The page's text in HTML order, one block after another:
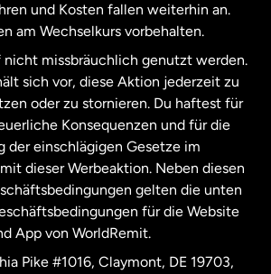
Staaten English
und Kosten fallen weiterhin an.
am Wechselkurs vorbehalten.
nicht missbräuchlich genutzt werden.
sich vor, diese Aktion jederzeit zu
oder zu stornieren. Du haftest für
Konsequenzen und für die
der einschlägigen Gesetze im
dieser Werbeaktion. Neben diesen
gelten die unten
für die Website
App von WorldRemit.
Pike #1016, Claymont, DE 19703,